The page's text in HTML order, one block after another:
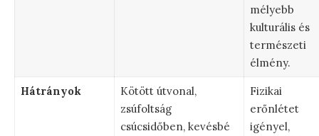
mélyebb
kulturális és
természeti
élmény.
Hátrányok
Kötött útvonal,
zsúfoltság
csúcsidőben, kevésbé
Fizikai
erőnlétet
igényel,